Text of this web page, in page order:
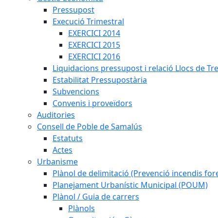
Pressupost
Execució Trimestral
EXERCICI 2014
EXERCICI 2015
EXERCICI 2016
Liquidacions pressupost i relació Llocs de
Estabilitat Pressupostària
Subvencions
Convenis i proveïdors
Auditories
Consell de Poble de Samalús
Estatuts
Actes
Urbanisme
Plànol de delimitació (Prevenció incendis
Planejament Urbanístic Municipal (POUM)
Plànol / Guia de carrers
Plànols